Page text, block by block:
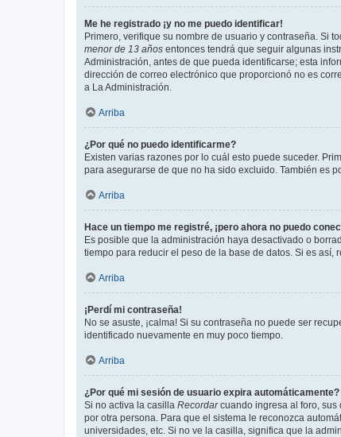
Me he registrado ¡y no me puedo identificar!
Primero, verifique su nombre de usuario y contraseña. Si
menor de 13 años entonces tendrá que seguir algunas
Administración, antes de que pueda identificarse; esta
dirección de correo electrónico que proporcionó no es
a La Administración.
Arriba
¿Por qué no puedo identificarme?
Existen varias razones por lo cuál esto puede suceder.
para asegurarse de que no ha sido excluido. También es
Arriba
Hace un tiempo me registré, ¡pero ahora no puedo
Es posible que la administración haya desactivado o
tiempo para reducir el peso de la base de datos. Si es así,
Arriba
¡Perdí mi contraseña!
No se asuste, ¡calma! Si su contraseña no puede ser
identificado nuevamente en muy poco tiempo.
Arriba
¿Por qué mi sesión de usuario expira automáticamente?
Si no activa la casilla Recordarcuando ingresa al foro, sus
por otra persona. Para que el sistema le reconozca
universidades, etc. Si no ve la casilla, significa que la